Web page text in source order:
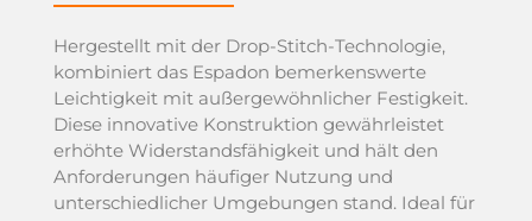
Hergestellt mit der Drop-Stitch-Technologie,
kombiniert das Espadon bemerkenswerte
Leichtigkeit mit außergewöhnlicher Festigkeit.
Diese innovative Konstruktion gewährleistet
erhöhte Widerstandsfähigkeit und hält den
Anforderungen häufiger Nutzung und
unterschiedlicher Umgebungen stand. Ideal für